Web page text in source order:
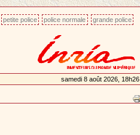
petite police police normale grande police
samedi 8 août 2026, 18h26